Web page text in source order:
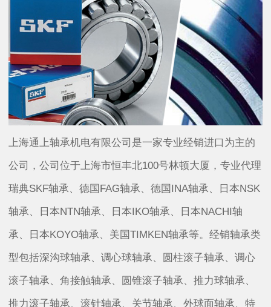
上海通上轴承机电有限公司是一家专业经销进口为主的
公司，公司位于上海市恒丰北100号林顿大厦，专业代理
瑞典SKF轴承、德国FAG轴承、德国INA轴承、日本NSK
轴承、日本NTN轴承、日本IKO轴承、日本NACHI轴
承、日本KOYO轴承、美国TIMKEN轴承等。经销轴承类
型包括深沟球轴承、调心球轴承、圆柱滚子轴承、调心
滚子轴承、角接触轴承、圆锥滚子轴承、推力球轴承、
推力滚子轴承、滚针轴承、关节轴承、外球面轴承、特